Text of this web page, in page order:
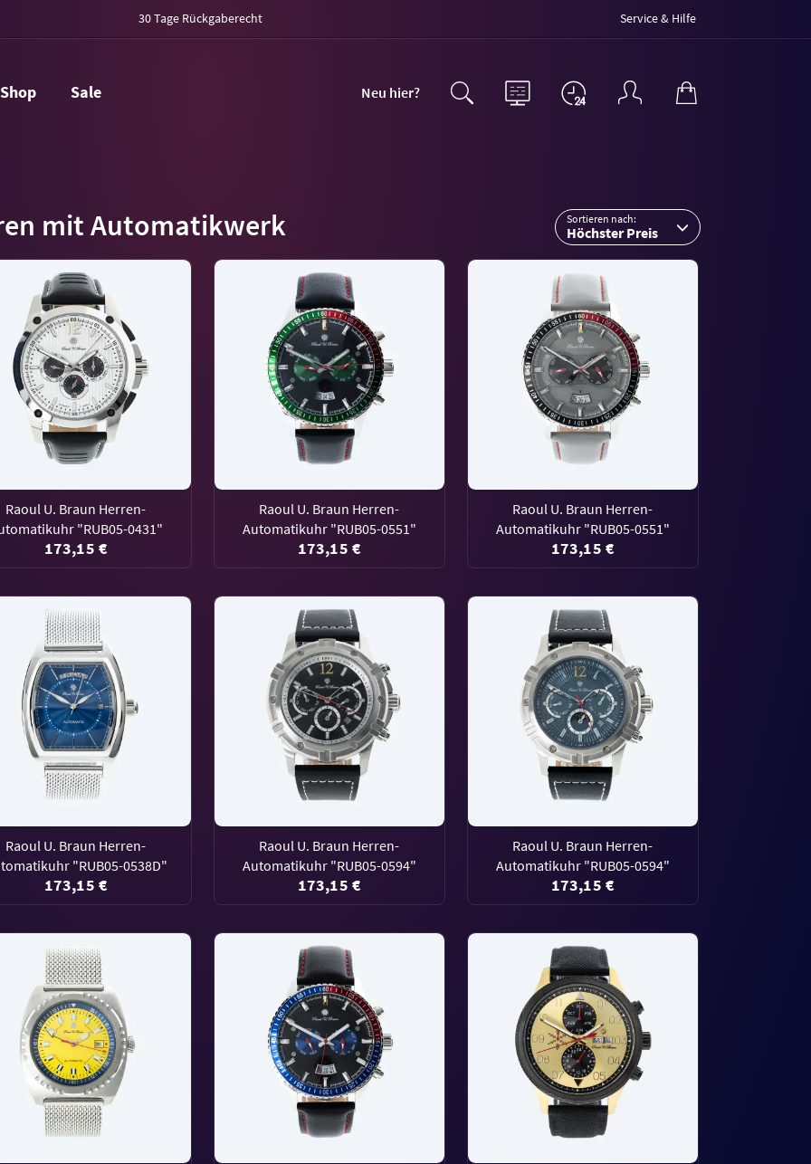
30 Tage Rückgaberecht Service & Hilfe
Shop Sale Neu hier?
mit Automatikwerk Sortieren nach:
Höchster Preis
Raoul U. Braun Herren-
"RUB05-0431"
173,15 €
Raoul U. Braun Herren-
Automatikuhr "RUB05-0551"
173,15 €
Raoul U. Braun Herren-
Automatikuhr "RUB05-0551"
173,15 €
Raoul U. Braun Herren-
"RUB05-0538D"
173,15 €
Raoul U. Braun Herren-
Automatikuhr "RUB05-0594"
173,15 €
Raoul U. Braun Herren-
Automatikuhr "RUB05-0594"
173,15 €